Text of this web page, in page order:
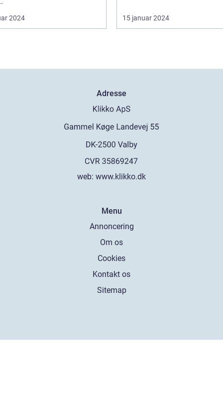
2024 15 januar 2024
Adresse
web: www.klikko.dk
Menu
Annoncering
Om os
Cookies
Kontakt os
Sitemap